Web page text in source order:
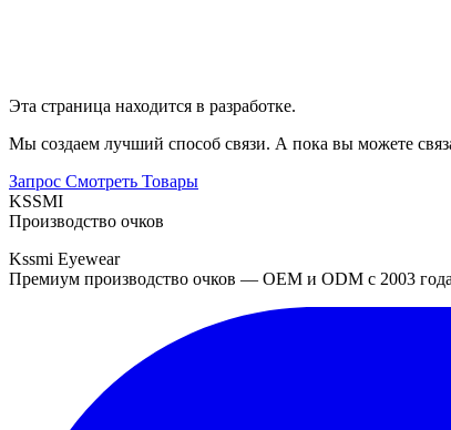
Эта страница находится в разработке.
Мы создаем лучший способ связи. А пока вы можете
Запрос Смотреть Товары
KSSMI
Производство очков
Kssmi Eyewear
Премиум производство очков — OEM и ODM с 2003 года